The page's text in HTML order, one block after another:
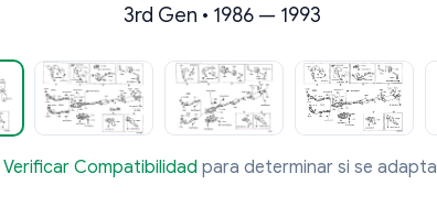
3rd Gen • 1986 — 1993
Verificar Compatibilidad para determinar si se